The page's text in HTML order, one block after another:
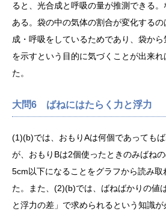
ると、光合成と呼吸の量が推測できる
ある。袋の中の気体の割合が変化する
成・呼吸をしているためであり、袋か
を示すという目的に気づくことが出来
た。
大問6 ばねにはたらく力と浮力
(1)(b)では、おもりAは何個であっても
が、おもりBは2個使ったときのみばね
5cm以下になることをグラフから読み取
た。また、(2)(b)では、ばねばかりの値
と浮力の差」で求められるという知識が